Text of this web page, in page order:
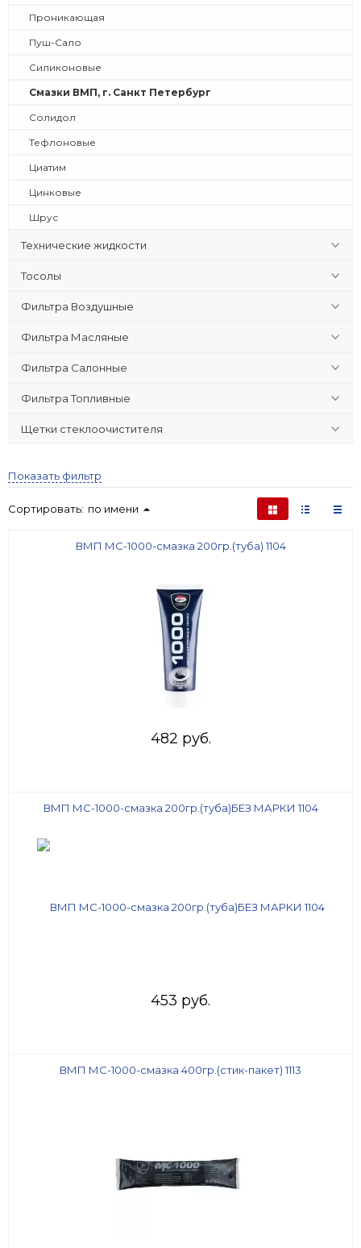
Проникающая
Пуш-Сало
Силиконовые
Смазки ВМП, г. Санкт Петербург
Солидол
Тефлоновые
Циатим
Цинковые
Шрус
Технические жидкости
Тосолы
Фильтра Воздушные
Фильтра Масляные
Фильтра Салонные
Фильтра Топливные
Щетки стеклоочистителя
Показать фильтр
Сортировать: по имени
ВМП МС-1000-смазка 200гр.(туба) 1104
482 руб.
ВМП МС-1000-смазка 200гр.(туба)БЕЗ МАРКИ 1104
453 руб.
ВМП МС-1000-смазка 400гр.(стик-пакет) 1113